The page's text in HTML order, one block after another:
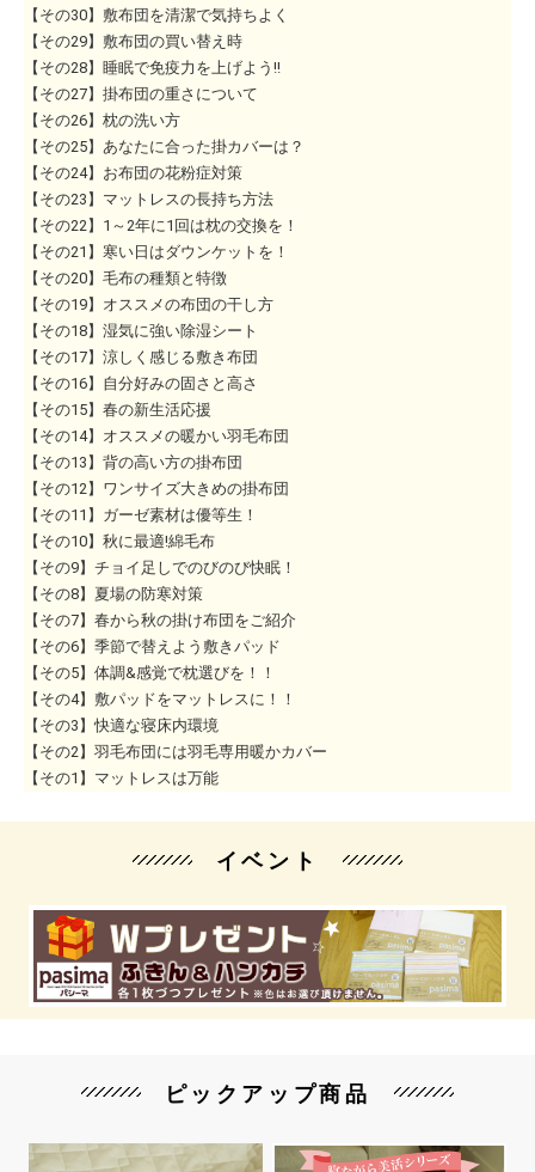
【その30】敷布団を清潔で気持ちよく
【その29】敷布団の買い替え時
【その28】睡眠で免疫力を上げよう!!
【その27】掛布団の重さについて
【その26】枕の洗い方
【その25】あなたに合った掛カバーは？
【その24】お布団の花粉症対策
【その23】マットレスの長持ち方法
【その22】1～2年に1回は枕の交換を！
【その21】寒い日はダウンケットを！
【その20】毛布の種類と特徴
【その19】オススメの布団の干し方
【その18】湿気に強い除湿シート
【その17】涼しく感じる敷き布団
【その16】自分好みの固さと高さ
【その15】春の新生活応援
【その14】オススメの暖かい羽毛布団
【その13】背の高い方の掛布団
【その12】ワンサイズ大きめの掛布団
【その11】ガーゼ素材は優等生！
【その10】秋に最適!綿毛布
【その9】チョイ足しでのびのび快眠！
【その8】夏場の防寒対策
【その7】春から秋の掛け布団をご紹介
【その6】季節で替えよう敷きパッド
【その5】体調&感覚で枕選びを！！
【その4】敷パッドをマットレスに！！
【その3】快適な寝床内環境
【その2】羽毛布団には羽毛専用暖かカバー
【その1】マットレスは万能
イベント
ピックアップ商品